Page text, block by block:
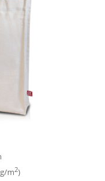
m2)